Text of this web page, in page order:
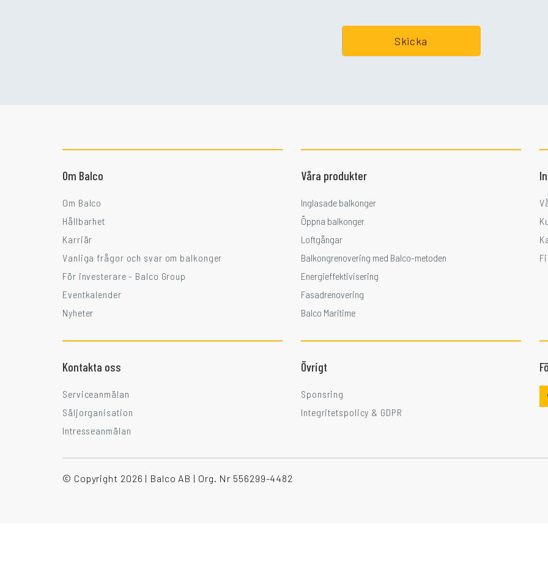
Om Balco
Om Balco
Hållbarhet
Karriär
Vanliga frågor och svar om balkonger
För investerare - Balco Group
Eventkalender
Nyheter
Våra produkter
Inglasade balkonger
Öppna balkonger
Loftgångar
Balkongrenovering med Balco-metoden
Energieffektivisering
Fasadrenovering
Balco Maritime
Kontakta oss
Serviceanmälan
Säljorganisation
Intresseanmälan
Övrigt
Sponsring
Integritetspolicy & GDPR
© Copyright 2026 | Balco AB | Org. Nr 556299-4482